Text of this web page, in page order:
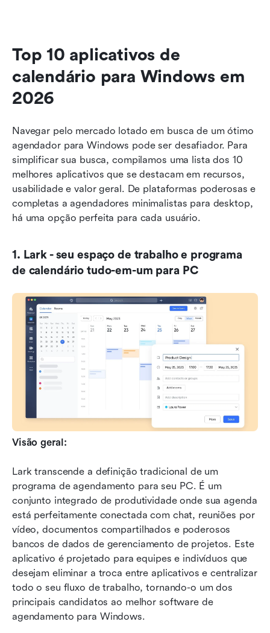
Top 10 aplicativos de
calendário para Windows em
2026
Navegar pelo mercado lotado em busca de um ótimo
agendador para Windows pode ser desafiador. Para
simplificar sua busca, compilamos uma lista dos 10
melhores aplicativos que se destacam em recursos,
usabilidade e valor geral. De plataformas poderosas e
completas a agendadores minimalistas para desktop,
há uma opção perfeita para cada usuário.
1. Lark - seu espaço de trabalho e programa
de calendário tudo-em-um para PC
Visão geral:
Lark transcende a definição tradicional de um
programa de agendamento para seu PC. É um
conjunto integrado de produtividade onde sua agenda
está perfeitamente conectada com chat, reuniões por
vídeo, documentos compartilhados e poderosos
bancos de dados de gerenciamento de projetos. Este
aplicativo é projetado para equipes e indivíduos que
desejam eliminar a troca entre aplicativos e centralizar
todo o seu fluxo de trabalho, tornando-o um dos
principais candidatos ao melhor software de
agendamento para Windows.